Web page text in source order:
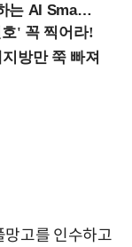
(9/11 코엑스)
망고를 인수하고